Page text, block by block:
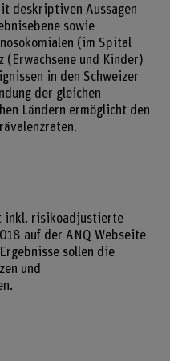
deskriptiven Aussagen
sowie
(im Spital
(Erwachsene und Kinder)
in den Schweizer
der gleichen
Ländern ermöglicht den
inkl. risikoadjustierte
auf der ANQ Webseite
sollen die
und